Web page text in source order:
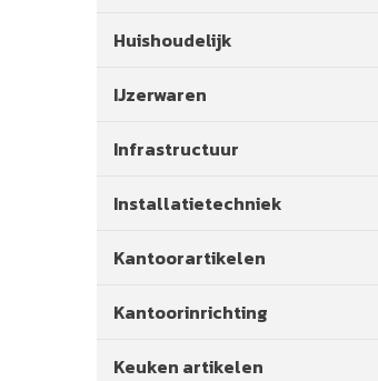
Huishoudelijk
IJzerwaren
Infrastructuur
Installatietechniek
Kantoorartikelen
Kantoorinrichting
Keuken artikelen